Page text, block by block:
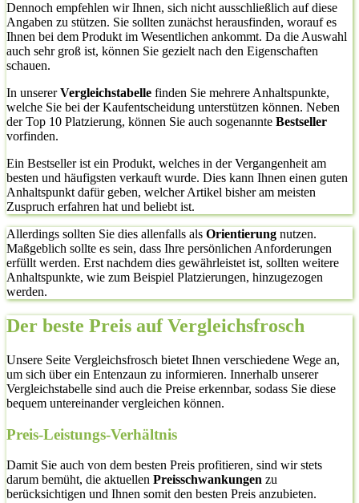
Dennoch empfehlen wir Ihnen, sich nicht ausschließlich auf diese
Angaben zu stützen. Sie sollten zunächst herausfinden, worauf es
Ihnen bei dem Produkt im Wesentlichen ankommt. Da die Auswahl
auch sehr groß ist, können Sie gezielt nach den Eigenschaften
schauen.
In unsererVergleichstabelle finden Sie mehrere Anhaltspunkte,
welche Sie bei der Kaufentscheidung unterstützen können. Neben
der Top 10 Platzierung, können Sie auch sogenannte Bestseller
vorfinden.
Ein Bestseller ist ein Produkt, welches in der Vergangenheit am
besten und häufigsten verkauft wurde. Dies kann Ihnen einen guten
Anhaltspunkt dafür geben, welcher Artikel bisher am meisten
Zuspruch erfahren hat und beliebt ist.
Allerdings sollten Sie dies allenfalls als Orientierung nutzen.
Maßgeblich sollte es sein, dass Ihre persönlichen Anforderungen
erfüllt werden. Erst nachdem dies gewährleistet ist, sollten weitere
Anhaltspunkte, wie zum Beispiel Platzierungen, hinzugezogen
werden.
Der beste Preis auf Vergleichsfrosch
Unsere Seite Vergleichsfrosch bietet Ihnen verschiedene Wege an,
um sich über ein Entenzaun zu informieren. Innerhalb unserer
Vergleichstabelle sind auch die Preise erkennbar, sodass Sie diese
bequem untereinander vergleichen können.
Preis-Leistungs-Verhältnis
Damit Sie auch von dem besten Preis profitieren, sind wir stets
darum bemüht, die aktuellen Preisschwankungen zu
berücksichtigen und Ihnen somit den besten Preis anzubieten.